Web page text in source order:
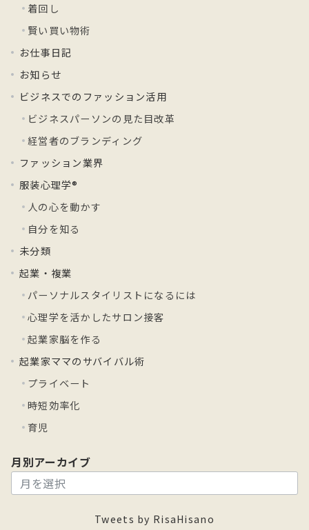
着回し
賢い買い物術
お仕事日記
お知らせ
ビジネスでのファッション活用
ビジネスパーソンの見た目改革
経営者のブランディング
ファッション業界
服装心理学®
人の心を動かす
自分を知る
未分類
起業・複業
パーソナルスタイリストになるには
心理学を活かしたサロン接客
起業家脳を作る
起業家ママのサバイバル術
プライベート
時短効率化
育児
月別アーカイブ
別
Tweets by RisaHisano